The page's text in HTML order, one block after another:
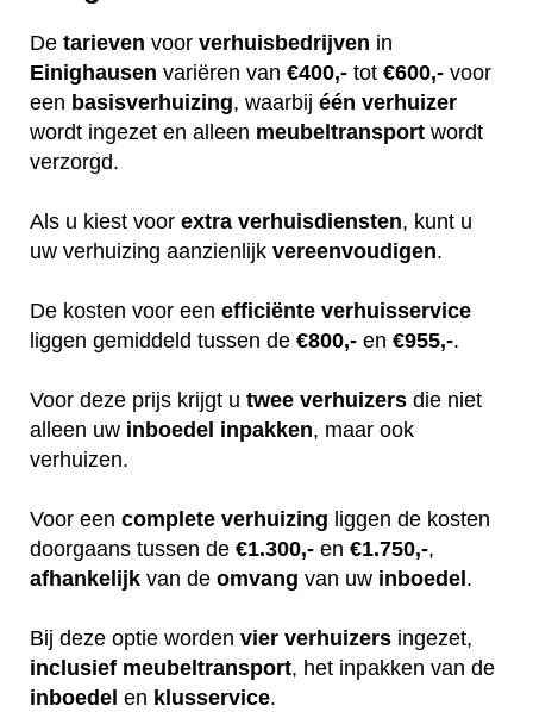
De tarieven voor verhuisbedrijven in
Einighausen variëren van €400,- tot €600,- voor
een basisverhuizing, waarbij één verhuizer
wordt ingezet en alleen meubeltransport wordt
verzorgd.
Als u kiest voor extra verhuisdiensten, kunt u
uw verhuizing aanzienlijk vereenvoudigen.
De kosten voor een efficiënte verhuisservice
liggen gemiddeld tussen de €800,- en €955,-.
Voor deze prijs krijgt u twee verhuizers die niet
alleen uw inboedel inpakken, maar ook
verhuizen.
Voor een complete verhuizing liggen de kosten
doorgaans tussen de €1.300,- en €1.750,-,
afhankelijk van de omvang van uw inboedel .
Bij deze optie worden vier verhuizers ingezet,
inclusief meubeltransport, het inpakken van de
inboedel en klusservice.